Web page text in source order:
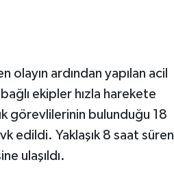
olayın ardından yapılan acil
ekipler hızla harekete
görevlilerinin bulunduğu 18
edildi. Yaklaşık 8 saat süren
ulaşıldı.